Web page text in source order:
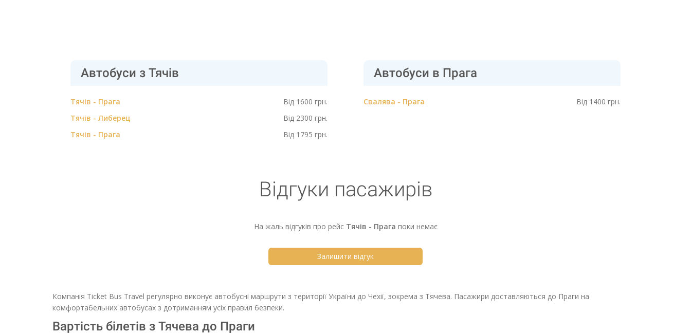
Автобуси з Тячів
Тячів - Прага
Від 1600 грн.
Тячів - Либерец
Від 2300 грн.
Тячів - Прага
Від 1795 грн.
Автобуси в Прага
Свалява - Прага Від 1400 грн.
Відгуки пасажирів
На жаль відгуків про рейс Тячів - Прага поки немає
Залишити відгук
Компанія Ticket Bus Travel регулярно виконує автобусні маршрути з території України до Чехії, зокрема з Тячева. Пасажири доставляються до Праги на
комфортабельних автобусах з дотриманням усіх правил безпеки.
Вартість білетів з Тячева до Праги